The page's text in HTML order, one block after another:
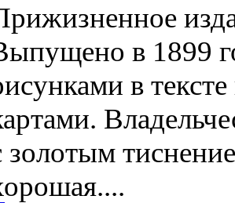
в 1899
в
золотым